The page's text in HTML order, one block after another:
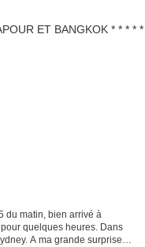
du matin, bien arrivé à
quelques heures. Dans
A ma grande surprise,